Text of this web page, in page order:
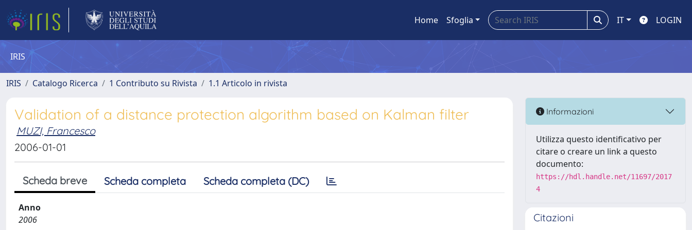
Home Sfoglia IT LOGIN
IRIS
IRIS Catalogo Ricerca 1 Contributo su Rivista 1.1 Articolo in rivista
Validation of a distance protection algorithm based on Kalman filter
MUZI, Francesco
2006-01-01
Scheda breve Scheda completa Scheda completa (DC)
Anno
2006
Informazioni
Utilizza questo identificativo per
citare o creare un link a questo
documento:
https://hdl.handle.net/11697/2017
4
Citazioni